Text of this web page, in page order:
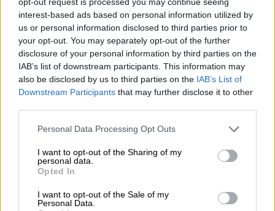
interest-based ads based on personal information utilized by
us or personal information disclosed to third parties prior to
your opt-out. You may separately opt-out of the further
disclosure of your personal information by third parties on the
IAB’s list of downstream participants. This information may
also be disclosed by us to third parties on the IAB’s List of
Downstream Participants that may further disclose it to other
Please note that this website/app uses one or more Google
not limited to your visit or usage behaviour. You may click to
grant or deny consent to Google and its third-party tags to
use your data for below specified purposes in below Google
consent section.
Personal Data Processing Opt Outs
I want to opt-out of the Sharing of my
personal data.
Opted In
I want to opt-out of the Sale of my
Personal Data.
Κάθε μέρα χαμηλή τιμή σεφρέσκα φρούτα,
λαχανικά, ζυμαρικά,γαλακτοκομικά,
δημητριακά, απορρυπαντικά και πολλές
ακόμη κατηγορίες! Οι τιμές στο ράφι
πέφτουν σταθερά με όφελος στο καθημερινό
μας καλάθι, για να βλέπουμε διαφορά σε
Στο καλό, σίγουρα, το καλύτερο είναι η τιμή,
αλλά εμείς επιμένουμε πως μας ενδιαφέρει,
Βασιλόπουλος,έχοντας κερδίσει την